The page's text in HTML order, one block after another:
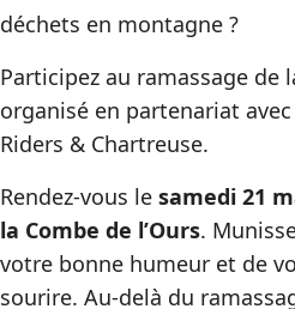
déchets en montagne ?
Participez au ramassage de
organisé en partenariat
Riders & Chartreuse.
Rendez-vous le samedi 21
la Combe de l’Ours.
votre bonne humeur et de
sourire. Au-delà du